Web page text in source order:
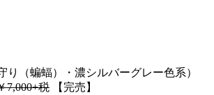
り（蝙蝠）・濃シルバーグレー色系）
7,000+税 【完売】